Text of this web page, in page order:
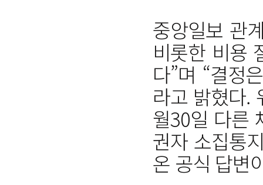
중앙일보 관
비롯한 비용
다”며 “결정
라고 밝혔다.
월30일 다른
권자 소집통
온 공식 답변